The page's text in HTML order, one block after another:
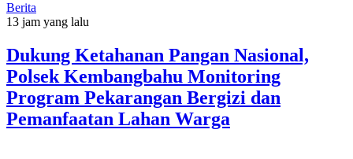
Berita
13 jam yang lalu
Dukung Ketahanan Pangan Nasional,
Polsek Kembangbahu Monitoring
Program Pekarangan Bergizi dan
Pemanfaatan Lahan Warga